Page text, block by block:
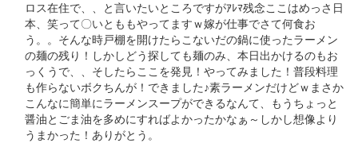
ロス在住で、、と言いたいところですがｱﾚﾏ残念ここはめっさ日
本、笑って〇いとももやってますｗ嫁が仕事でさて何食お
う。。そんな時戸棚を開けたらこないだの鍋に使ったラーメン
の麺の残り！しかしどう探しても麺のみ、本日出かけるのもお
っくうで、、そしたらここを発見！やってみました！普段料理
も作らないボクちんが！できました♪素ラーメンだけどｗまさか
こんなに簡単にラーメンスープができるなんて、もうちょっと
醤油とごま油を多めにすればよかったかなぁ～しかし想像より
うまかった！ありがとう。